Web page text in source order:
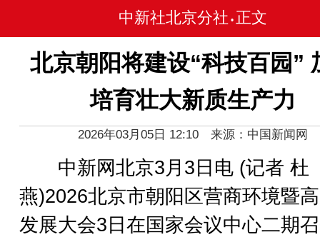
中新社北京分社 • 正文
北京朝阳将建设“科技百园”
培育壮大新质生产力
2026年03月05日 12:10 来源：中国新闻网
中新网北京3月3日电 (记者 杜
燕)2026北京市朝阳区营商环境暨
发展大会3日在国家会议中心二期